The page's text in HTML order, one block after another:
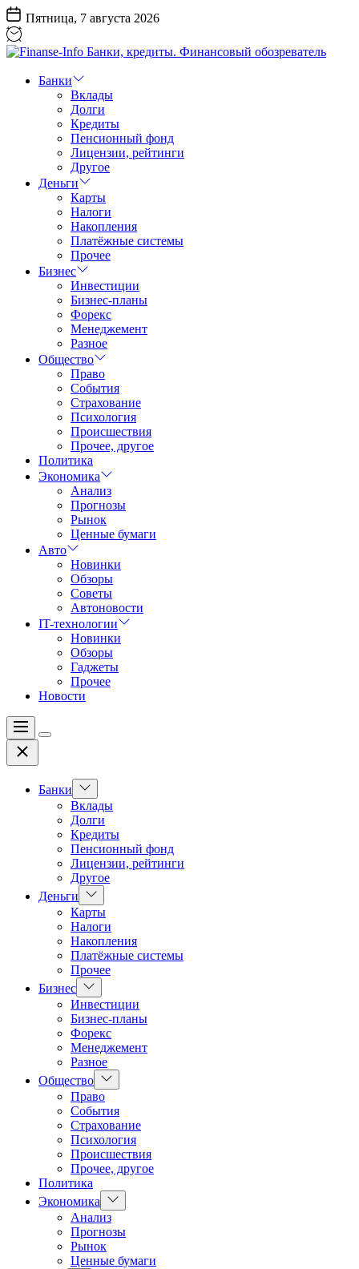
Перейти
к
содержанию
Пятница, 7 августа 2026
Info
Финансовый
обозреватель
Банки
Вклады
Долги
Кредиты
Пенсионный фонд
Лицензии, рейтинги
Другое
Деньги
Карты
Налоги
Накопления
Платёжные системы
Прочее
Бизнес
Инвестиции
Бизнес-планы
Форекс
Менеджемент
Разное
Общество
Право
События
Страхование
Психология
Происшествия
Прочее, другое
Политика
Экономика
Анализ
Прогнозы
Рынок
Ценные бумаги
Авто
Новинки
Обзоры
Советы
Автоновости
IT-технологии
Новинки
Обзоры
Гаджеты
Прочее
Новости
Меню
Цвет
Закрыть
Банки
Показать
подменю
Вклады
Долги
Кредиты
Пенсионный фонд
Лицензии, рейтинги
Другое
Деньги
Показать
подменю
Карты
Налоги
Накопления
Платёжные системы
Прочее
Бизнес Показать
подменю
Инвестиции
Бизнес-планы
Форекс
Менеджемент
Разное
Общество Показать
подменю
Право
События
Страхование
Психология
Происшествия
Прочее, другое
Политика
Экономика
Показать
подменю
Анализ
Прогнозы
Рынок
Ценные бумаги